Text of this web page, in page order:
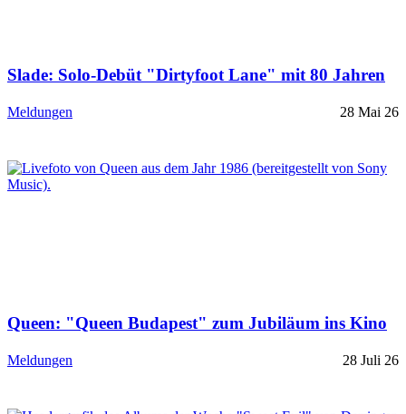
Slade: Solo-Debüt "Dirtyfoot Lane" mit 80 Jahren
Meldungen 28 Mai 26
Queen: "Queen Budapest" zum Jubiläum ins Kino
Meldungen 28 Juli 26